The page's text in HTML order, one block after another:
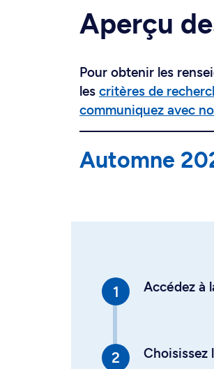
Aperçu
Pour obtenir les
les critères de
communiquez avec
Automne
Accédez à
Choisissez